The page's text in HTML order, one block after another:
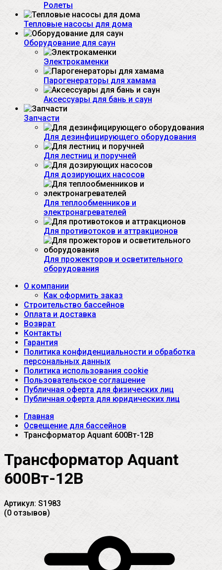
Ролеты
Тепловые насосы для дома
Оборудование для саун
Электрокаменки
Парогенераторы для хамама
Аксессуары для бань и саун
Запчасти
Для дезинфицирующего оборудования
Для лестниц и поручней
Для дозирующих насосов
Для теплообменников и
электронагревателей
Для противотоков и аттракционов
Для прожекторов и осветительного
оборудования
О компании
Как оформить заказ
Строительство бассейнов
Оплата и доставка
Возврат
Контакты
Гарантия
Политика конфиденциальности и обработка
персональных данных
Политика использования cookie
Пользовательское соглашение
Публичная оферта для физических лиц
Публичная оферта для юридических лиц
Главная
Освещение для бассейнов
Трансформатор Aquant 600Вт-12В
Трансформатор Aquant
600Вт-12В
Артикул: S1983
(0 отзывов)